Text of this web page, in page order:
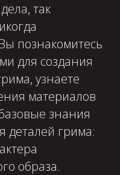
так
познакомитесь
для создания
узнаете
материалов
знания
деталей грима:
образа.